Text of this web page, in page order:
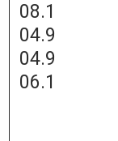
08.110.365
04.925.377
04.929.932